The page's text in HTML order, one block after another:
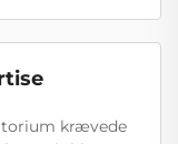
krævede